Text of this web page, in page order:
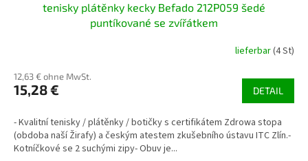
tenisky plátěnky kecky Befado 212P059 šedé
puntíkované se zvířátkem
lieferbar(4 St)
12,63 € ohne MwSt.
15,28 € DETAIL
- Kvalitní tenisky / plátěnky / botičky s certifikátem Zdrowa stopa
(obdoba naší Žirafy) a českým atestem zkušebního ústavu ITC Zlín.-
Kotníčkové se 2 suchými zipy- Obuv je...